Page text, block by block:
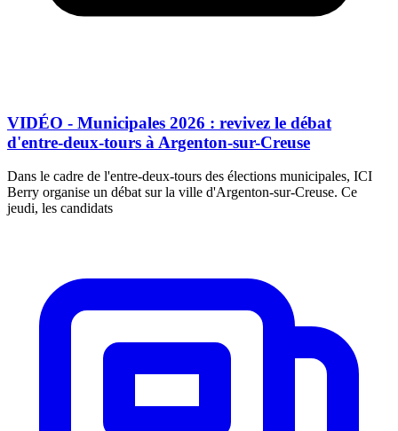
VIDÉO - Municipales 2026 : revivez le débat
d'entre-deux-tours à Argenton-sur-Creuse
Dans le cadre de l'entre-deux-tours des élections municipales, ICI
Berry organise un débat sur la ville d'Argenton-sur-Creuse. Ce
jeudi, les candidats